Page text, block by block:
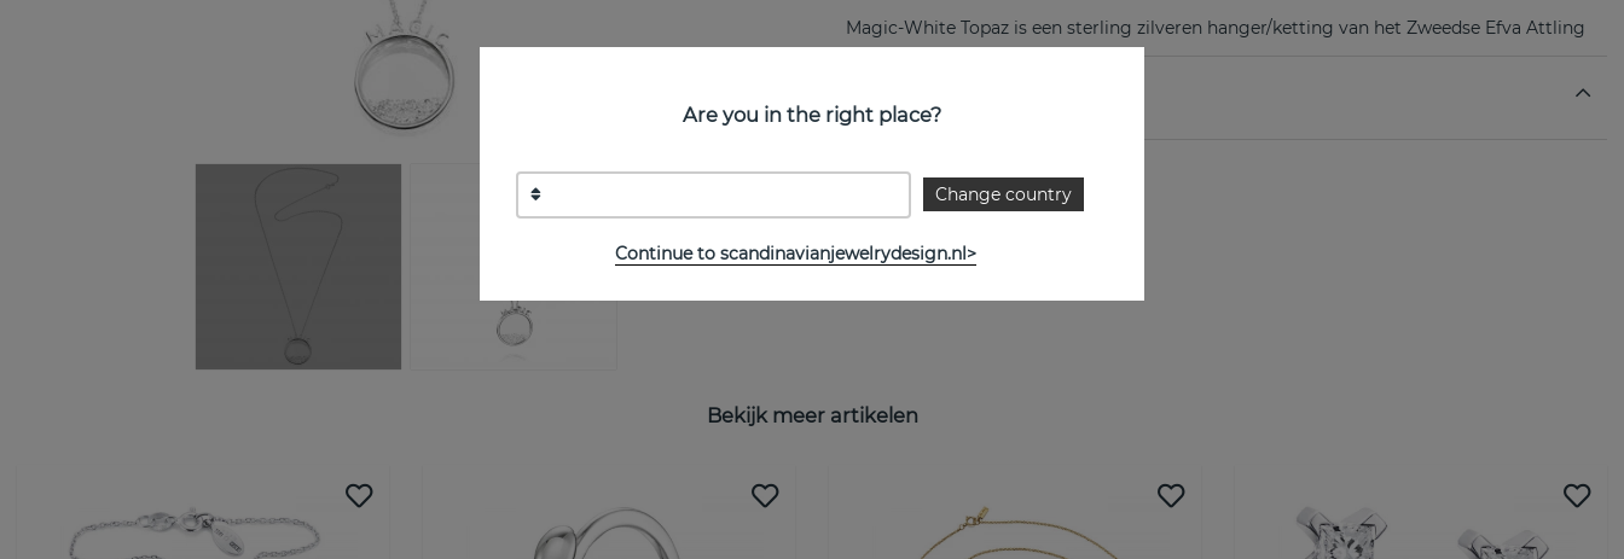
Magic-White Topaz is een sterling zilveren hanger/ketting van het Zweedse Efva Attling
Bekijk meer artikelen
Are you in the right place?
Change country
Continue to scandinavianjewelrydesign.nl>